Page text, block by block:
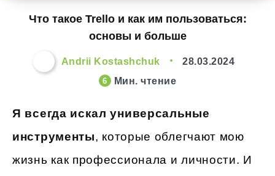
Что такое Trello и как им пользоваться:
основы и больше
Andrii Kostashchuk 28.03.2024
6 Мин. чтение
Я всегда искал универсальные
инструменты, которые облегчают мою
жизнь как профессионала и личности. И